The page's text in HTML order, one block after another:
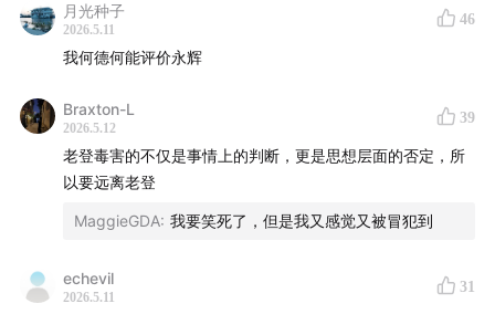
02:42:25 在Google DeepMind训练Gemini 3
03:08:04技术预测
03:14:06组织搭建
LINKS：
月光种子
2026.5.11
46
我何德何能评价永辉
Braxton-L
2026.5.12
39
老登毒害的不仅是事情上的判断，更是思想层面的否定，所
以要远离老登
MaggieGDA: 我要笑死了，但是我又感觉又被冒犯到
echevil
2026.5.11
31